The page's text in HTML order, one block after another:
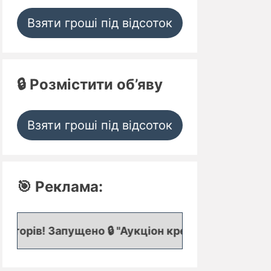
Взяти гроші під відсоток
🔒 Розмістити об’яву
Взяти гроші під відсоток
🎯 Реклама:
🔒 "Аукціон кредитних заявок", де